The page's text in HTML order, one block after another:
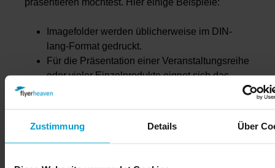
Zustimmung Details Über
Imagefolder werden üblicherweise im DIN-
lang-Format gedruckt.
Für die Präsentation einer Veranstaltungsreihe
oder vieler Einzelprodukte eignet sich das
DIN-A7-Format.